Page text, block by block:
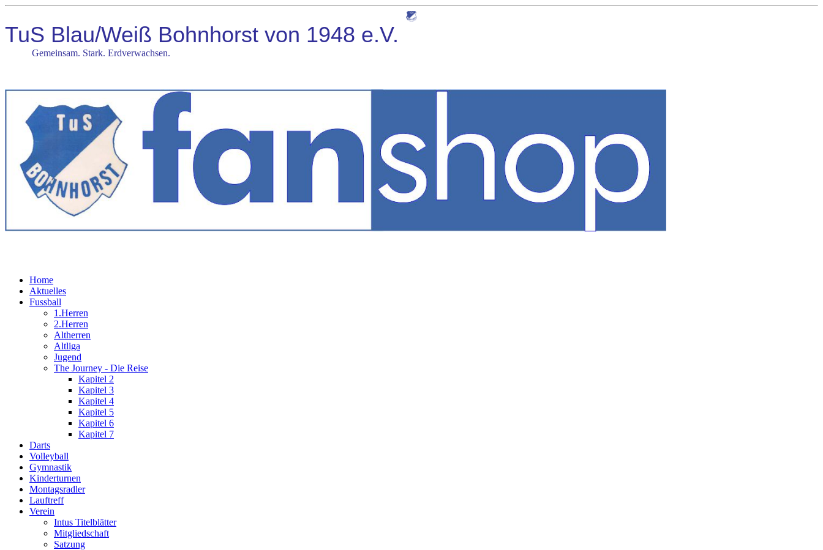
TuS Blau/Weiß Bohnhorst von 1948 e.V.
Gemeinsam. Stark. Erdverwachsen.
Home
Aktuelles
Fussball
1.Herren
2.Herren
Altherren
Altliga
Jugend
The Journey - Die Reise
Kapitel 2
Kapitel 3
Kapitel 4
Kapitel 5
Kapitel 6
Kapitel 7
Darts
Volleyball
Gymnastik
Kinderturnen
Montagsradler
Lauftreff
Verein
Intus Titelblätter
Mitgliedschaft
Satzung